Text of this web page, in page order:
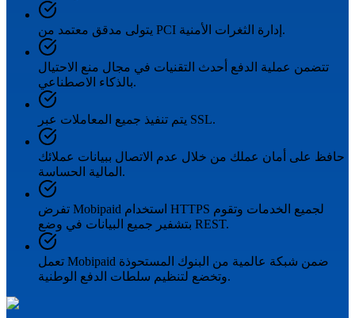
يتولى مدقق معتمد من PCI إدارة الثغرات الأمنية.
تتضمن عملية الدفع أحدث التقنيات في مجال منع الاحتيال
بالذكاء الاصطناعي.
يتم تنفيذ جميع المعاملات عبر SSL.
حافظ على أمان عملك من خلال عدم الاتصال ببيانات عملائك
المالية الحساسة.
تفرض Mobipaid استخدام HTTPS لجميع الخدمات وتقوم
بتشفير جميع البيانات في وضع REST.
تعمل Mobipaid ضمن شبكة عالمية من البنوك المستحوذة
وتخضع لتنظيم سلطات الدفع الوطنية.